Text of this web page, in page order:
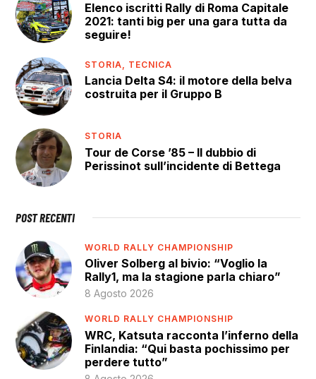
Elenco iscritti Rally di Roma Capitale
2021: tanti big per una gara tutta da
seguire!
STORIA, TECNICA
Lancia Delta S4: il motore della belva
costruita per il Gruppo B
STORIA
Tour de Corse ’85 – Il dubbio di
Perissinot sull’incidente di Bettega
POST RECENTI
WORLD RALLY CHAMPIONSHIP
Oliver Solberg al bivio: “Voglio la
Rally1, ma la stagione parla chiaro”
8 Agosto 2026
WORLD RALLY CHAMPIONSHIP
WRC, Katsuta racconta l’inferno della
Finlandia: “Qui basta pochissimo per
perdere tutto”